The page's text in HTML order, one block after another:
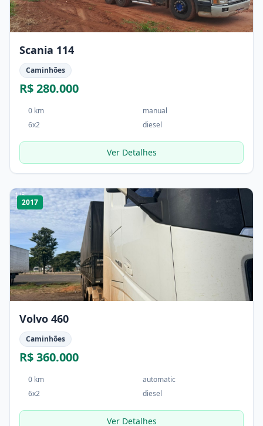
Scania 114
Caminhões
R$ 280.000
0 km
manual
6x2
diesel
Ver Detalhes
1/5
2017
Volvo 460
Caminhões
R$ 360.000
0 km
automatic
6x2
diesel
Ver Detalhes